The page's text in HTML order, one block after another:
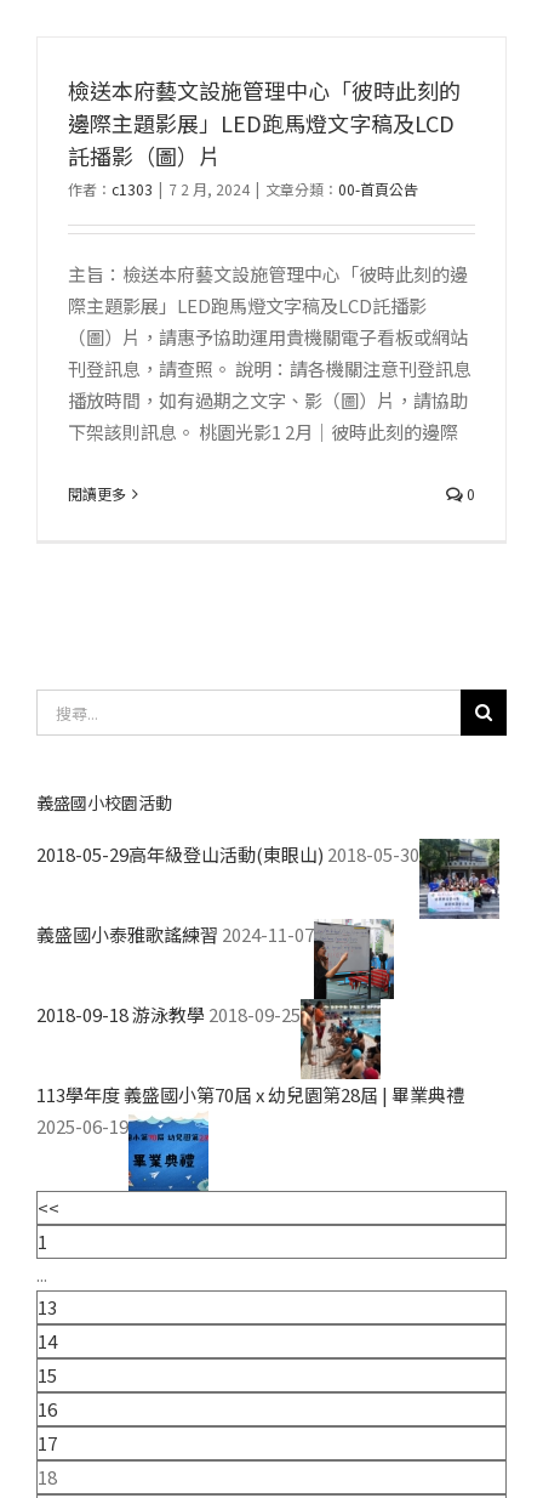
檢送本府藝文設施管理中心「彼時此刻的
邊際主題影展」LED跑馬燈文字稿及LCD
託播影（圖）片
作者： c1303 | 7 2 月, 2024 | 文章分類： 00-首頁公告
主旨：檢送本府藝文設施管理中心「彼時此刻的邊
際主題影展」LED跑馬燈文字稿及LCD託播影
（圖）片，請惠予協助運用貴機關電子看板或網站
刊登訊息，請查照。 說明：請各機關注意刊登訊息
播放時間，如有過期之文字、影（圖）片，請協助
下架該則訊息。 桃園光影1 2月｜彼時此刻的邊際
閱讀更多 0
尋
果：
義盛國小校園活動
2018-05-29高年級登山活動(東眼山) 2018-05-30
義盛國小泰雅歌謠練習 2024-11-07
2018-09-18 游泳教學 2018-09-25
113學年度 義盛國小第70屆 x 幼兒園第28屆 | 畢業典禮
2025-06-19
<<
1
...
13
14
15
16
17
18